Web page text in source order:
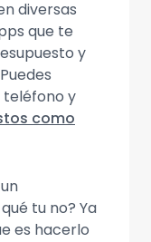
diversas
que te
y
y
como
tu no? Ya
es hacerlo